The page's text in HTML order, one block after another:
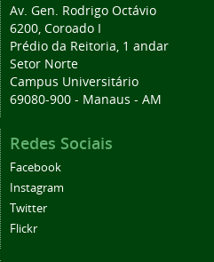
Av. Gen. Rodrigo Octávio
6200, Coroado I
Prédio da Reitoria, 1 andar
Setor Norte
Campus Universitário
69080-900 - Manaus - AM
Redes Sociais
Facebook
Instagram
Twitter
Flickr